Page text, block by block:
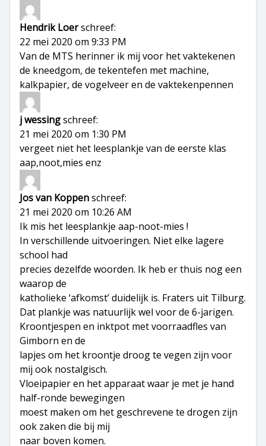
Hendrik Loerschreef:
22 mei 2020 om 9:33 PM
Van de MTS herinner ik mij voor het vaktekenen
de kneedgom, de tekentefen met machine,
kalkpapier, de vogelveer en de vaktekenpennen
j wessingschreef:
21 mei 2020 om 1:30 PM
vergeet niet het leesplankje van de eerste klas
aap,noot,mies enz
Jos van Koppenschreef:
21 mei 2020 om 10:26 AM
Ik mis het leesplankje aap-noot-mies !
In verschillende uitvoeringen. Niet elke lagere
school had
precies dezelfde woorden. Ik heb er thuis nog een
waarop de
katholieke ‘afkomst’ duidelijk is. Fraters uit Tilburg.
Dat plankje was natuurlijk wel voor de 6-jarigen.
Kroontjespen en inktpot met voorraadfles van
Gimborn en de
lapjes om het kroontje droog te vegen zijn voor
mij ook nostalgisch.
Vloeipapier en het apparaat waar je met je hand
half-ronde bewegingen
moest maken om het geschrevene te drogen zijn
ook zaken die bij mij
naar boven komen.